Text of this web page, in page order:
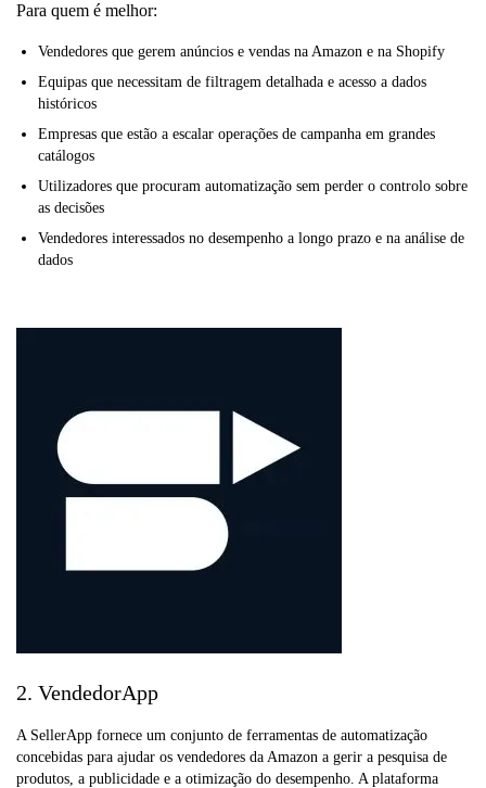
Para quem é melhor:
Vendedores que gerem anúncios e vendas na Amazon e na Shopify
Equipas que necessitam de filtragem detalhada e acesso a dados
históricos
Empresas que estão a escalar operações de campanha em grandes
catálogos
Utilizadores que procuram automatização sem perder o controlo sobre
as decisões
Vendedores interessados no desempenho a longo prazo e na análise de
dados
2. VendedorApp
A SellerApp fornece um conjunto de ferramentas de automatização
concebidas para ajudar os vendedores da Amazon a gerir a pesquisa de
produtos, a publicidade e a otimização do desempenho. A plataforma